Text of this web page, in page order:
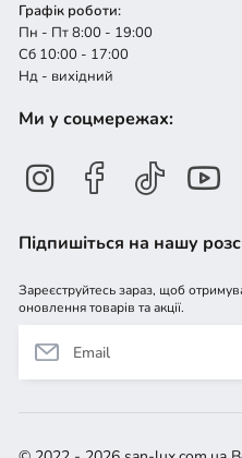
Графік роботи:
Пн - Пт 8:00 - 19:00
Сб 10:00 - 17:00
Нд - вихідний
Ми у соцмережах:
Підпишіться на нашу
Зареєструйтесь зараз, щоб
оновлення товарів та акції.